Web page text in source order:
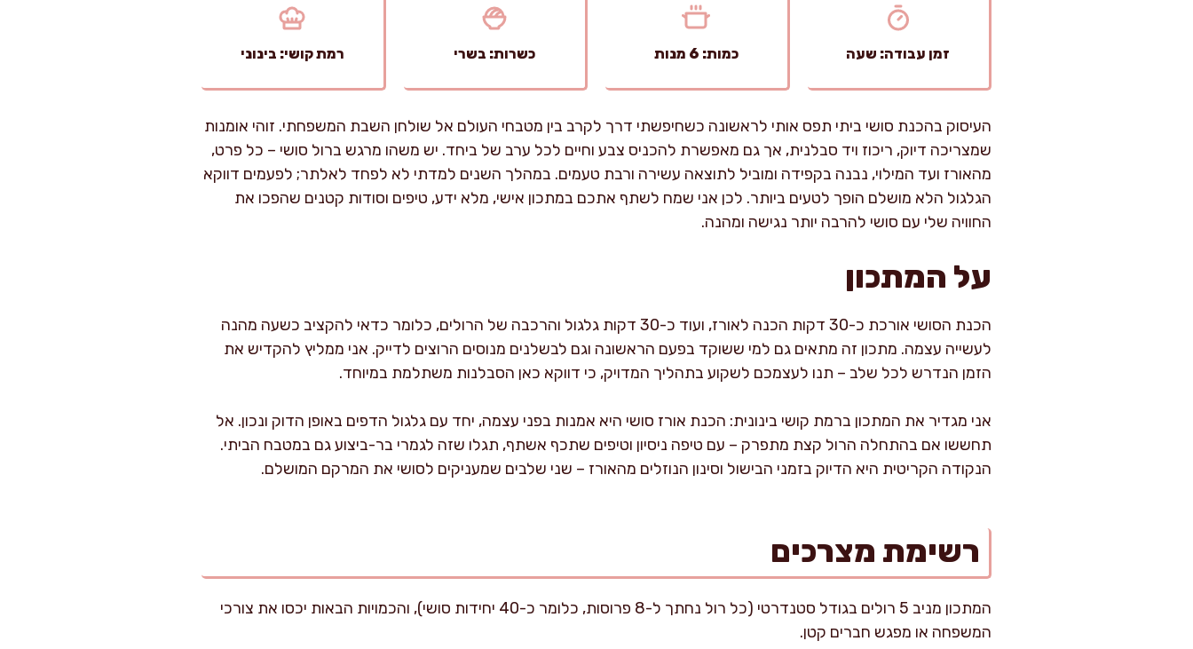
זמן עבודה: שעה כמות: 6 מנות כשרות: בשרי רמת קושי: בינוני
העיסוק בהכנת סושי ביתי תפס אותי לראשונה כשחיפשתי דרך לקרב בין מטבחי העולם אל שולחן השבת המשפחתי. זוהי אומנות
שמצריכה דיוק, ריכוז ויד סבלנית, אך גם מאפשרת להכניס צבע וחיים לכל ערב של ביחד. יש משהו מרגש ברול סושי – כל פרט,
מהאורז ועד המילוי, נבנה בקפידה ומוביל לתוצאה עשירה ורבת טעמים. במהלך השנים למדתי לא לפחד לאלתר; לפעמים דווקא
הגלגול הלא מושלם הופך לטעים ביותר. לכן אני שמח לשתף אתכם במתכון אישי, מלא ידע, טיפים וסודות קטנים שהפכו את
החוויה שלי עם סושי להרבה יותר נגישה ומהנה.
על המתכון
הכנת הסושי אורכת כ-30 דקות הכנה לאורז, ועוד כ-30 דקות גלגול והרכבה של הרולים, כלומר כדאי להקציב כשעה מהנה
לעשייה עצמה. מתכון זה מתאים גם למי ששוקד בפעם הראשונה וגם לבשלנים מנוסים הרוצים לדייק. אני ממליץ להקדיש את
הזמן הנדרש לכל שלב – תנו לעצמכם לשקוע בתהליך המדויק, כי דווקא כאן הסבלנות משתלמת במיוחד.
אני מגדיר את המתכון ברמת קושי בינונית: הכנת אורז סושי היא אמנות בפני עצמה, יחד עם גלגול הדפים באופן הדוק ונכון. אל
תחששו אם בהתחלה הרול קצת מתפרק – עם טיפה ניסיון וטיפים שתכף אשתף, תגלו שזה לגמרי בר-ביצוע גם במטבח הביתי.
הנקודה הקריטית היא הדיוק בזמני הבישול וסינון הנוזלים מהאורז – שני שלבים שמעניקים לסושי את המרקם המושלם.
רשימת מצרכים
המתכון מניב 5 רולים בגודל סטנדרטי (כל רול נחתך ל-8 פרוסות, כלומר כ-40 יחידות סושי), והכמויות הבאות יכסו את צורכי
המשפחה או מפגש חברים קטן.